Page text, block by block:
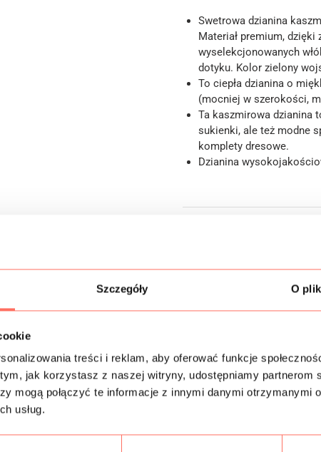
Szczegóły O
treści i reklam, aby oferować funkcje
jak korzystasz z naszej witryny, udostępniamy partnerom
mogą połączyć te informacje z innymi danymi otrzymanymi
usług.
Swetrowa dzianina
Materiał premium,
wyselekcjonowanych
dotyku. Kolor zielony
To ciepła dzianina o
(mocniej w szerokości,
Ta kaszmirowa dzianina
sukienki, ale też modne
komplety dresowe.
Dzianina